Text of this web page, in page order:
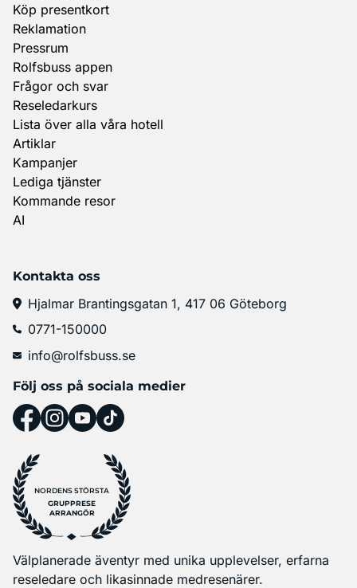
Köp presentkort
Reklamation
Pressrum
Rolfsbuss appen
Frågor och svar
Reseledarkurs
Lista över alla våra hotell
Artiklar
Kampanjer
Lediga tjänster
Kommande resor
AI
Kontakta oss
Hjalmar Brantingsgatan 1, 417 06 Göteborg
0771-150000
info@rolfsbuss.se
Följ oss på sociala medier
NORDENS STÖRSTA
GRUPPRESE
ARRANGÖR
Välplanerade äventyr med unika upplevelser, erfarna
reseledare och likasinnade medresenärer.